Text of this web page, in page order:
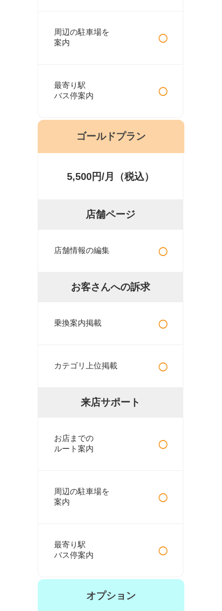
周辺の駐車場を
案内
○
最寄り駅
バス停案内
○
ゴールドプラン
5,500円/月（税込）
店舗ページ
店舗情報の編集 ○
お客さんへの訴求
乗換案内掲載 ○
カテゴリ上位掲載 ○
来店サポート
お店までの
ルート案内
○
周辺の駐車場を
案内
○
最寄り駅
バス停案内
○
オプション